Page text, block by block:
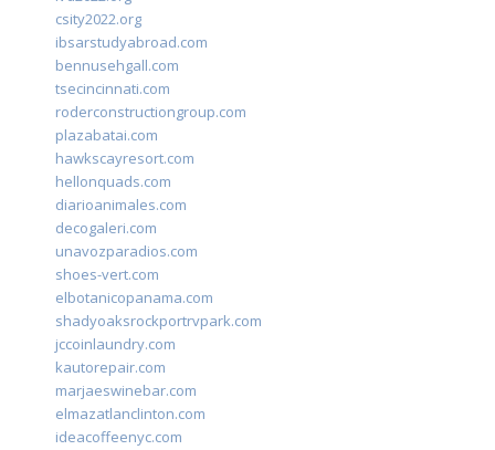
csity2022.org
ibsarstudyabroad.com
bennusehgall.com
tsecincinnati.com
roderconstructiongroup.com
plazabatai.com
hawkscayresort.com
hellonquads.com
diarioanimales.com
decogaleri.com
unavozparadios.com
shoes-vert.com
elbotanicopanama.com
shadyoaksrockportrvpark.com
jccoinlaundry.com
kautorepair.com
marjaeswinebar.com
elmazatlanclinton.com
ideacoffeenyc.com